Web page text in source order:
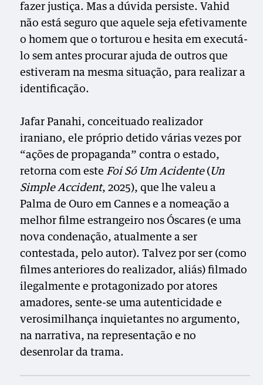
fazer justiça. Mas a dúvida persiste. Vahid
não está seguro que aquele seja efetivamente
o homem que o torturou e hesita em executá-
lo sem antes procurar ajuda de outros que
estiveram na mesma situação, para realizar a
identificação.
Jafar Panahi, conceituado realizador
iraniano, ele próprio detido várias vezes por
“ações de propaganda” contra o estado,
retorna com esteFoi Só Um Acidente (Un
Simple Accident, 2025), que lhe valeu a
Palma de Ouro em Cannes e a nomeação a
melhor filme estrangeiro nos Óscares (e uma
nova condenação, atualmente a ser
contestada, pelo autor). Talvez por ser (como
filmes anteriores do realizador, aliás) filmado
ilegalmente e protagonizado por atores
amadores, sente-se uma autenticidade e
verosimilhança inquietantes no argumento,
na narrativa, na representação e no
desenrolar da trama.